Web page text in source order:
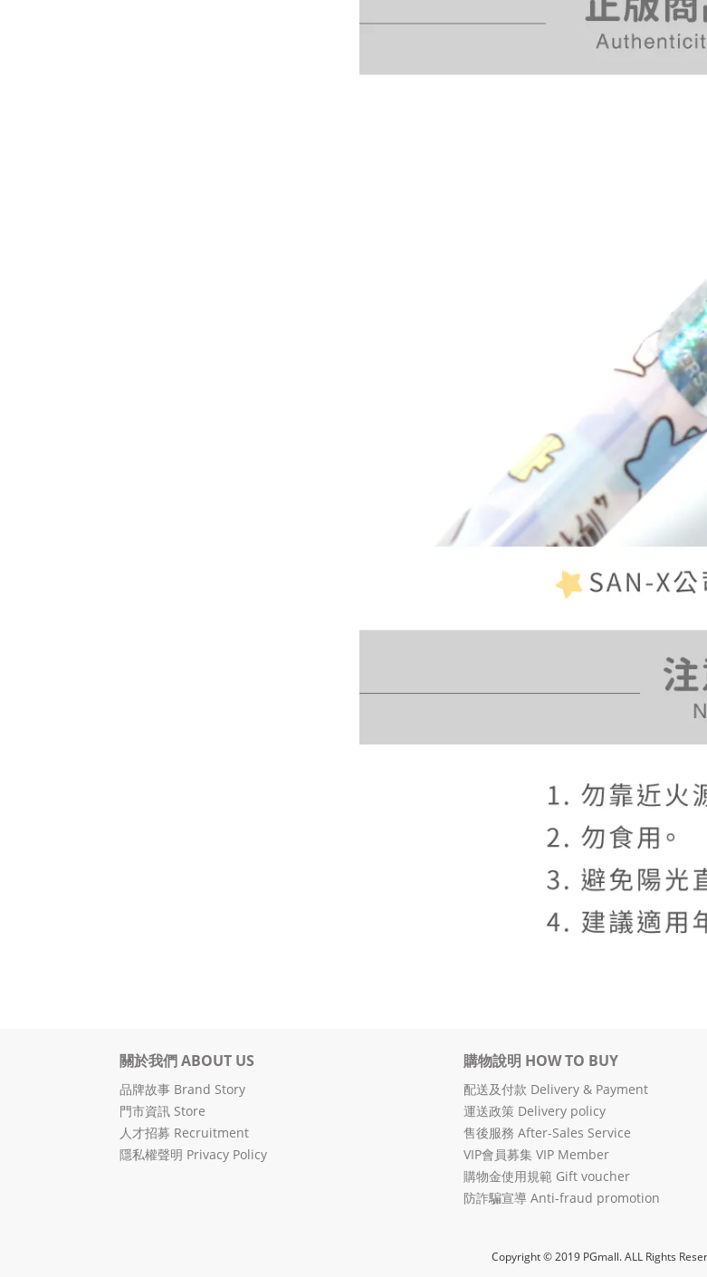
關於我們 ABOUT US
品牌故事 Brand Story
門市資訊 Store
人才招募 Recruitment
隱私權聲明 Privacy Policy
購物說明 HOW TO BUY
配送及付款 Delivery & Payment
運送政策 Delivery policy
售後服務 After-Sales Service
VIP會員募集 VIP Member
購物金使用規範 Gift voucher
防詐騙宣導 Anti-fraud promotion
Copyright © 2019 PGmall. ALL Rights